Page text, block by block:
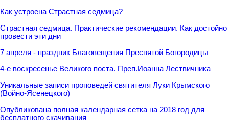
Как устроена Страстная седмица?
Страстная седмица. Практические рекомендации. Как достойно
провести эти дни
7 апреля - праздник Благовещения Пресвятой Богородицы
4-е воскресенье Великого поста. Преп.Иоанна Лествичника
Уникальные записи проповедей святителя Луки Крымского
(Войно-Ясенецкого)
Опубликована полная календарная сетка на 2018 год для
бесплатного скачивания